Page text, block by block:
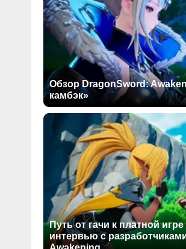
Обзор DragonSword:
камбэк»
Путь от гачи к платной
интервью с